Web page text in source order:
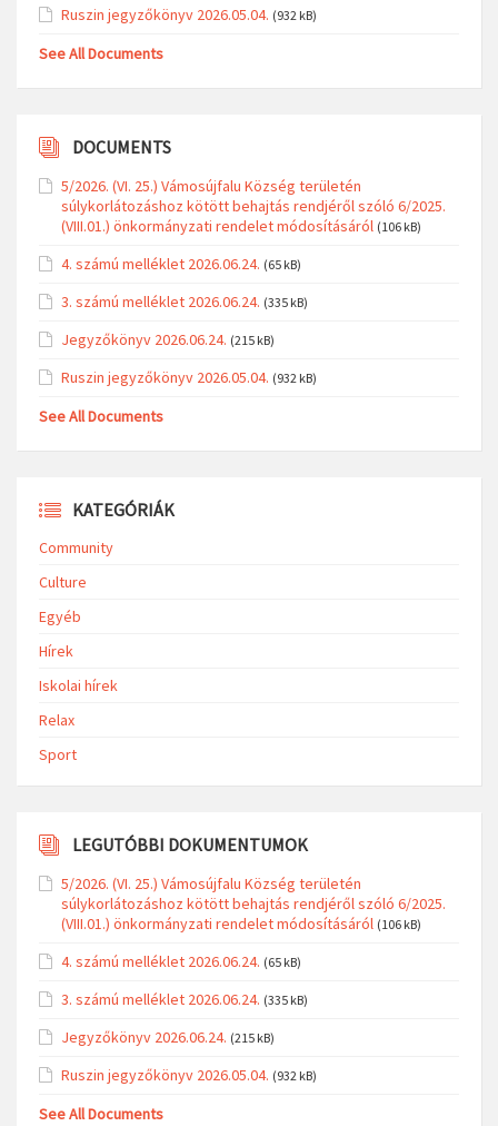
Ruszin jegyzőkönyv 2026.05.04. (932 kB)
See All Documents
DOCUMENTS
5/2026. (VI. 25.) Vámosújfalu Község területén
súlykorlátozáshoz kötött behajtás rendjéről szóló 6/2025.
(VIII.01.) önkormányzati rendelet módosításáról (106 kB)
4. számú melléklet 2026.06.24. (65 kB)
3. számú melléklet 2026.06.24. (335 kB)
Jegyzőkönyv 2026.06.24. (215 kB)
Ruszin jegyzőkönyv 2026.05.04. (932 kB)
See All Documents
KATEGÓRIÁK
Community
Culture
Egyéb
Hírek
Iskolai hírek
Relax
Sport
LEGUTÓBBI DOKUMENTUMOK
5/2026. (VI. 25.) Vámosújfalu Község területén
súlykorlátozáshoz kötött behajtás rendjéről szóló 6/2025.
(VIII.01.) önkormányzati rendelet módosításáról (106 kB)
4. számú melléklet 2026.06.24. (65 kB)
3. számú melléklet 2026.06.24. (335 kB)
Jegyzőkönyv 2026.06.24. (215 kB)
Ruszin jegyzőkönyv 2026.05.04. (932 kB)
See All Documents